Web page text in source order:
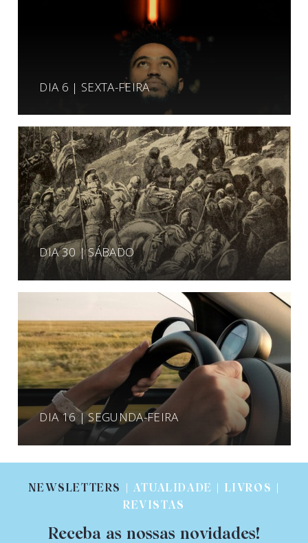
DIA 6 | SEXTA-FEIRA
DIA 30 | SÁBADO
DIA 16 | SEGUNDA-FEIRA
NEWSLETTERS
| ATUALIDADE | LIVROS |
REVISTAS
Receba as nossas novidades!